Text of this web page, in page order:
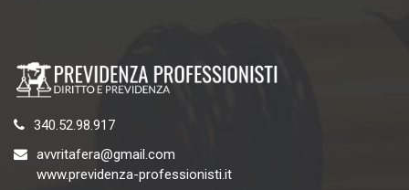
340.52.98.917
avvritafera@gmail.com
www.previdenza-professionisti.it